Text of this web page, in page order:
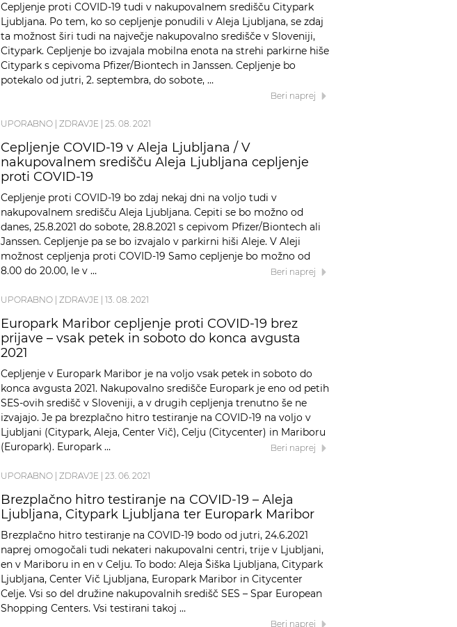
Cepljenje proti COVID-19 tudi v nakupovalnem središču Citypark
Ljubljana. Po tem, ko so cepljenje ponudili v Aleja Ljubljana, se zdaj
ta možnost širi tudi na največje nakupovalno središče v Sloveniji,
Citypark. Cepljenje bo izvajala mobilna enota na strehi parkirne hiše
Citypark s cepivoma Pfizer/Biontech in Janssen. Cepljenje bo
potekalo od jutri, 2. septembra, do sobote, …
Beri naprej
UPORABNO ZDRAVJE 25. 08. 2021
Cepljenje COVID-19 v Aleja Ljubljana / V
nakupovalnem središču Aleja Ljubljana cepljenje
proti COVID-19
Cepljenje proti COVID-19 bo zdaj nekaj dni na voljo tudi v
nakupovalnem središču Aleja Ljubljana. Cepiti se bo možno od
danes, 25.8.2021 do sobote, 28.8.2021 s cepivom Pfizer/Biontech ali
Janssen. Cepljenje pa se bo izvajalo v parkirni hiši Aleje. V Aleji
možnost cepljenja proti COVID-19 Samo cepljenje bo možno od
8.00 do 20.00, le v …
Beri naprej
UPORABNO ZDRAVJE 13. 08. 2021
Europark Maribor cepljenje proti COVID-19 brez
prijave – vsak petek in soboto do konca avgusta
2021
Cepljenje v Europark Maribor je na voljo vsak petek in soboto do
konca avgusta 2021. Nakupovalno središče Europark je eno od petih
SES-ovih središč v Sloveniji, a v drugih cepljenja trenutno še ne
izvajajo. Je pa brezplačno hitro testiranje na COVID-19 na voljo v
Ljubljani (Citypark, Aleja, Center Vič), Celju (Citycenter) in Mariboru
(Europark). Europark …
Beri naprej
UPORABNO ZDRAVJE 23. 06. 2021
Brezplačno hitro testiranje na COVID-19 – Aleja
Ljubljana, Citypark Ljubljana ter Europark Maribor
Brezplačno hitro testiranje na COVID-19 bodo od jutri, 24.6.2021
naprej omogočali tudi nekateri nakupovalni centri, trije v Ljubljani,
en v Mariboru in en v Celju. To bodo: Aleja Šiška Ljubljana, Citypark
Ljubljana, Center Vič Ljubljana, Europark Maribor in Citycenter
Celje. Vsi so del družine nakupovalnih središč SES – Spar European
Shopping Centers. Vsi testirani takoj …
Beri naprej